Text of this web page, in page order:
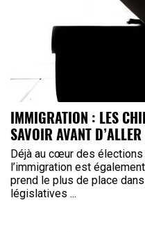
IMMIGRATION : LES
SAVOIR AVANT
Déjà au cœur des
l’immigration est
prend le plus de place
législatives ...